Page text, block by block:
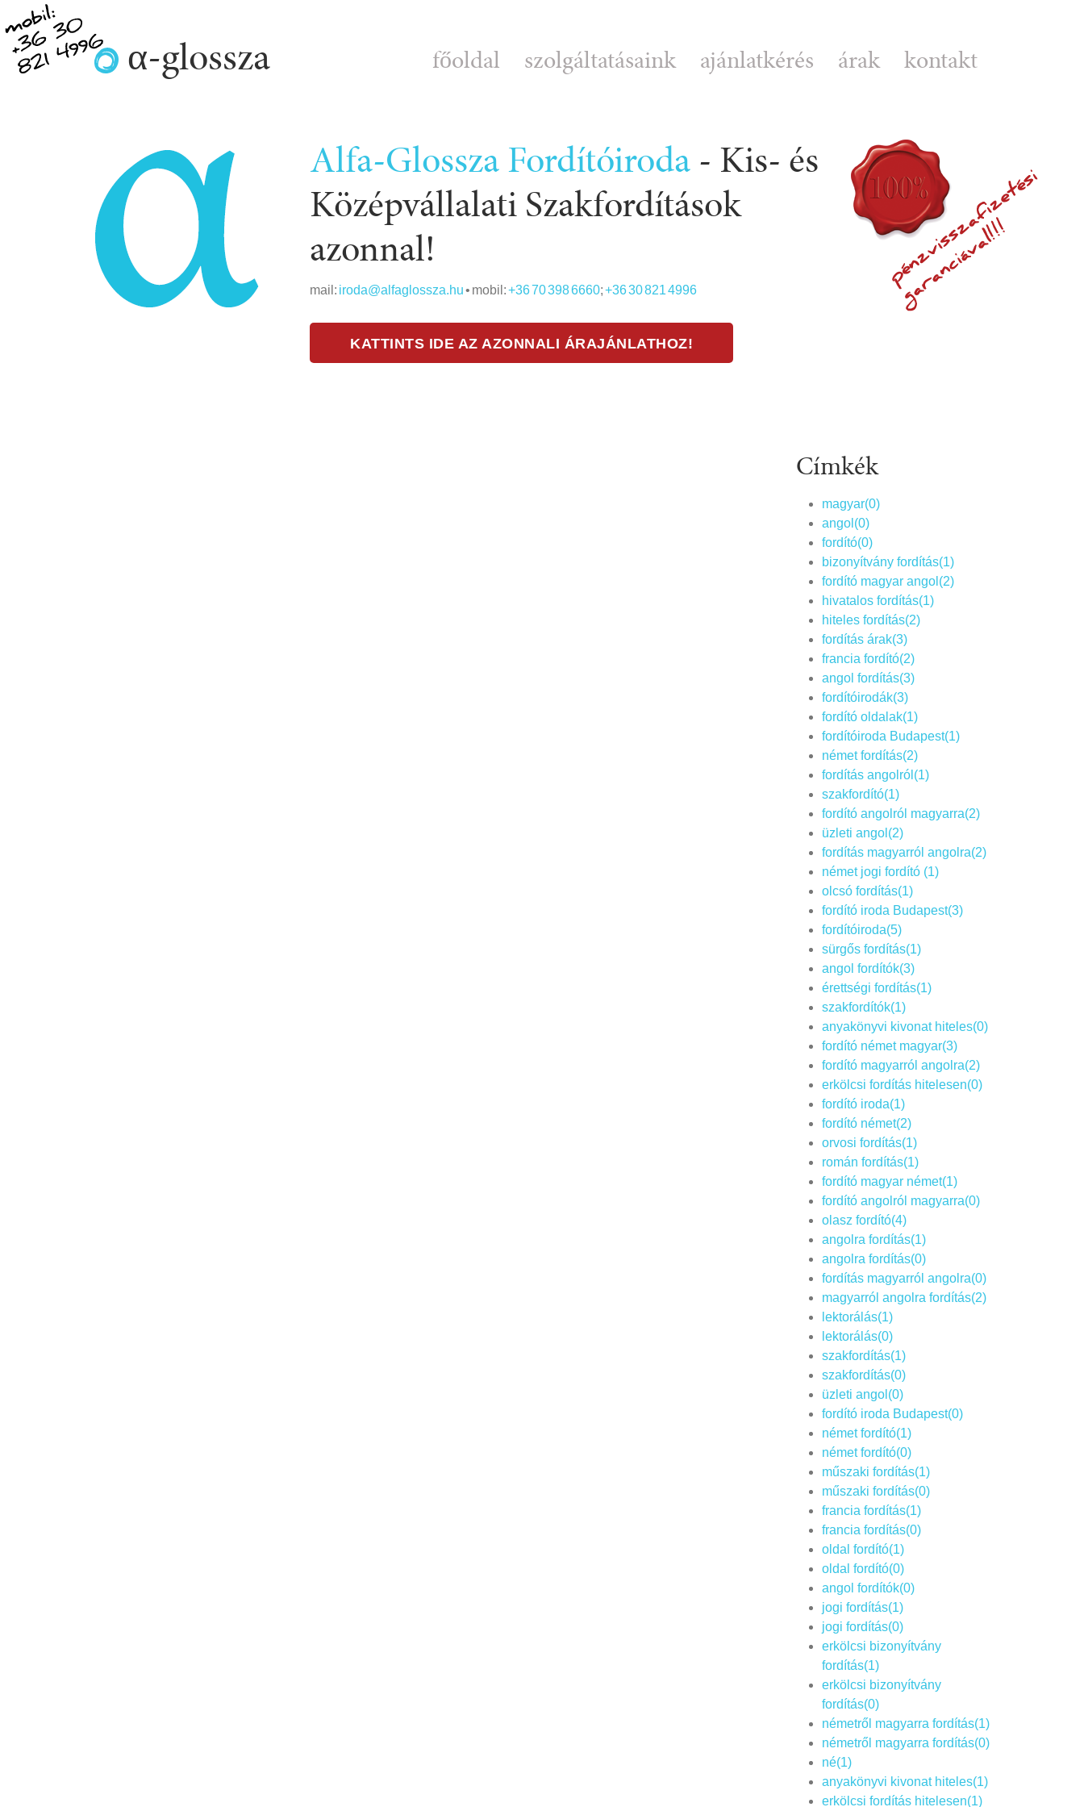
α-glossza főoldal szolgáltatásaink ajánlatkérés árak kontakt
Alfa-Glossza Fordítóiroda - Kis- és
Középvállalati Szakfordítások
azonnal!
mail: iroda@alfaglossza.hu• mobil:+36 70 398 6660;+36 30 821 4996
KATTINTS IDE AZ AZONNALI ÁRAJÁNLATHOZ!
Címkék
magyar(0)
angol(0)
fordító(0)
bizonyítvány fordítás(1)
fordító magyar angol(2)
hivatalos fordítás(1)
hiteles fordítás(2)
fordítás árak(3)
francia fordító(2)
angol fordítás(3)
fordítóirodák(3)
fordító oldalak(1)
fordítóiroda Budapest(1)
német fordítás(2)
fordítás angolról(1)
szakfordító(1)
fordító angolról magyarra(2)
üzleti angol(2)
fordítás magyarról angolra(2)
német jogi fordító (1)
olcsó fordítás(1)
fordító iroda Budapest(3)
fordítóiroda(5)
sürgős fordítás(1)
angol fordítók(3)
érettségi fordítás(1)
szakfordítók(1)
anyakönyvi kivonat hiteles(0)
fordító német magyar(3)
fordító magyarról angolra(2)
erkölcsi fordítás hitelesen(0)
fordító iroda(1)
fordító német(2)
orvosi fordítás(1)
román fordítás(1)
fordító magyar német(1)
fordító angolról magyarra(0)
olasz fordító(4)
angolra fordítás(1)
angolra fordítás(0)
fordítás magyarról angolra(0)
magyarról angolra fordítás(2)
lektorálás(1)
lektorálás(0)
szakfordítás(1)
szakfordítás(0)
üzleti angol(0)
fordító iroda Budapest(0)
német fordító(1)
német fordító(0)
műszaki fordítás(1)
műszaki fordítás(0)
francia fordítás(1)
francia fordítás(0)
oldal fordító(1)
oldal fordító(0)
angol fordítók(0)
jogi fordítás(1)
jogi fordítás(0)
erkölcsi bizonyítvány
fordítás(1)
erkölcsi bizonyítvány
fordítás(0)
németről magyarra fordítás(1)
németről magyarra fordítás(0)
né(1)
anyakönyvi kivonat hiteles(1)
erkölcsi fordítás hitelesen(1)